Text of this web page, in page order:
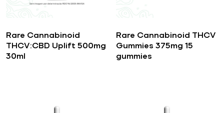
Rare Cannabinoid
THCV:CBD Uplift 500mg
30ml
Rare Cannabinoid THCV
Gummies 375mg 15
gummies